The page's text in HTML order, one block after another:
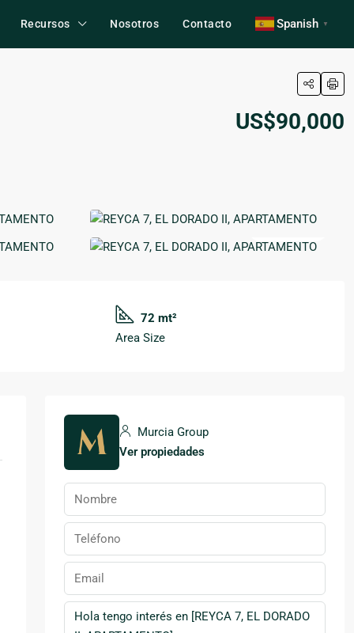
Recursos Nosotros Contacto Spanish ▼
US$90,000
12 More
72 mt²
Area Size
Murcia Group
Ver propiedades